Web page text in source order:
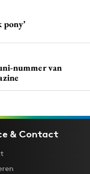
pony’
nummer van
& Contact